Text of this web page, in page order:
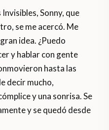
Sonny, que
se me acercó. Me
idea. ¿Puedo
y hablar con gente
hasta las
decir mucho,
y una sonrisa. Se
y se quedó desde